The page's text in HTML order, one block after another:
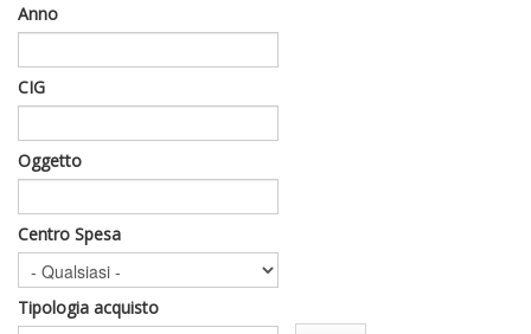
Anno
CIG
Oggetto
Centro Spesa
Tipologia acquisto